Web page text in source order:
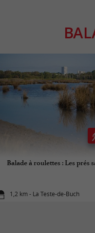
Balade à roulettes : Les prés
1,2 km - La Teste-de-Buch